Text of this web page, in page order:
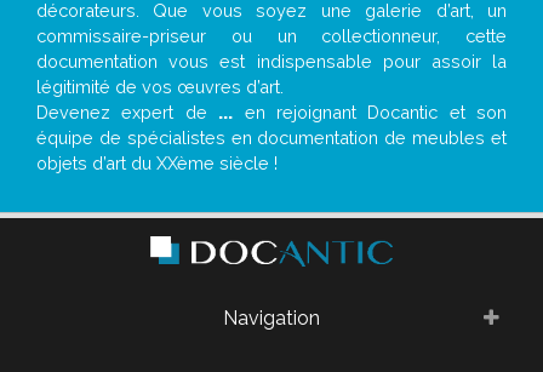
décorateurs. Que vous soyez une galerie d’art, un
commissaire-priseur ou un collectionneur, cette
documentation vous est indispensable pour assoir la
légitimité de vos œuvres d’art.
Devenez expert de ... en rejoignant Docantic et son
équipe de spécialistes en documentation de meubles et
objets d’art du XXème siècle !
Navigation